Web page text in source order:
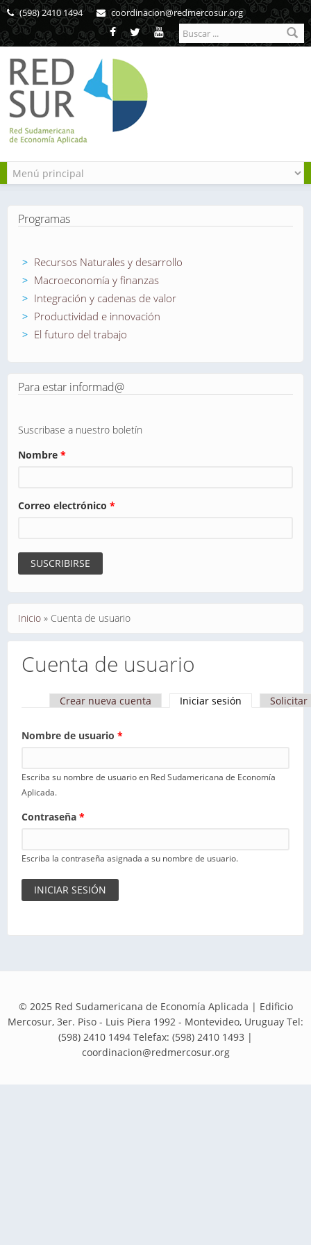
Pasar al contenido principal
(598) 2410 1494 coordinacion@redmercosur.org
Formulario de
búsqueda
Programas
Recursos Naturales y desarrollo
Macroeconomía y finanzas
Integración y cadenas de valor
Productividad e innovación
El futuro del trabajo
Para estar informad@
Suscribase a nuestro boletín
Nombre *
Correo electrónico *
Se encuentra usted aquí
Inicio » Cuenta de usuario
Cuenta de usuario
Solapas principales
Crear nueva cuenta Iniciar sesión (solapa activa)
Solicitar
Nombre de usuario *
Escriba su nombre de usuario en Red Sudamericana de Economía
Aplicada.
Contraseña *
Escriba la contraseña asignada a su nombre de usuario.
© 2025 Red Sudamericana de Economía Aplicada | Edificio
Mercosur, 3er. Piso - Luis Piera 1992 - Montevideo, Uruguay Tel:
(598) 2410 1494 Telefax: (598) 2410 1493 |
coordinacion@redmercosur.org